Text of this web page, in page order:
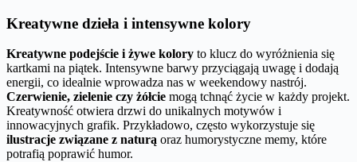
Kreatywne dzieła i intensywne kolory
Kreatywne podejście i żywe kolory to klucz do wyróżnienia się
kartkami na piątek. Intensywne barwy przyciągają uwagę i dodają
energii, co idealnie wprowadza nas w weekendowy nastrój.
Czerwienie, zielenie czy żółcie mogą tchnąć życie w każdy projekt.
Kreatywność otwiera drzwi do unikalnych motywów i
innowacyjnych grafik. Przykładowo, często wykorzystuje się
ilustracje związane z naturą oraz humorystyczne memy, które
potrafią poprawić humor.